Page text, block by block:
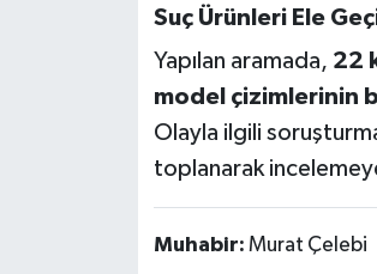
Suç Ürünleri Ele
Yapılan aramada, 22
model çizimlerinin
Olayla ilgili
toplanarak
Muhabir: Murat Çelebi